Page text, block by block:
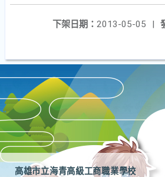
下架日期： 2013-05-05
|
高雄市立海青高級工商職業學校